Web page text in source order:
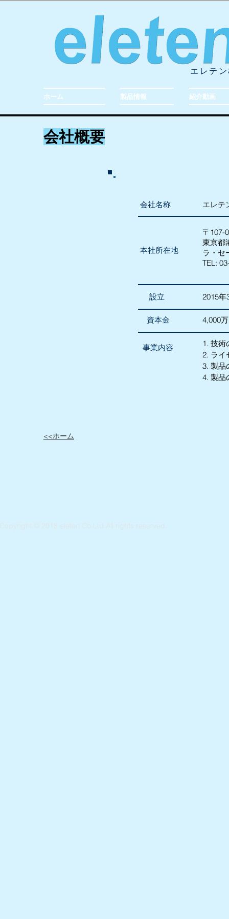
エレテ
ホーム 製品情報 紹介動画
会社概要
会社名称 エレ
本社所在地
〒107-
東京
ラ・セ
TEL:
設立 2015年
資本金 4,000
事業内容
1. 技術
2. ライ
3. 製品
4. 製品
​<<ホーム
Copyright © 2018 eleten Co.Ltd All rights reserved.